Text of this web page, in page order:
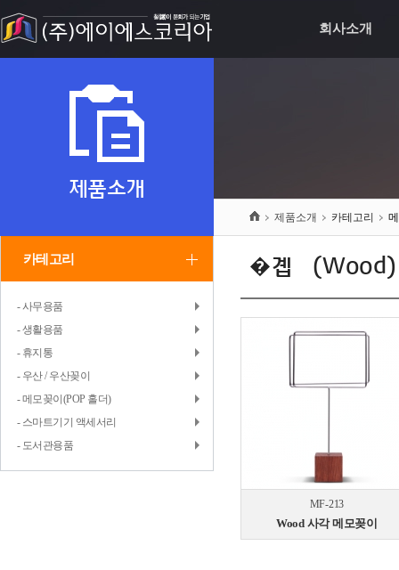
회사소개
제품소개
카테고리
- 사무용품
- 생활용품
- 휴지통
- 우산 / 우산꽂이
- 메모꽂이(POP 홀더)
- 스마트기기 액세서리
- 도서관용품
제품소개 카테고리
�곕뱶(Wood)
MF-213
Wood 사각 메모꽂이